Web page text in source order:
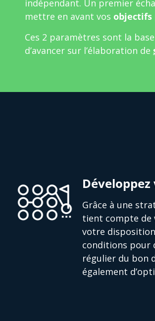
indépendant. Un premier
mettre en avant vos
Ces 2 paramètres sont la
d’avancer sur l’élaboration de
Grâce à une
tient compte de
votre
conditions pour
régulier du bon
également